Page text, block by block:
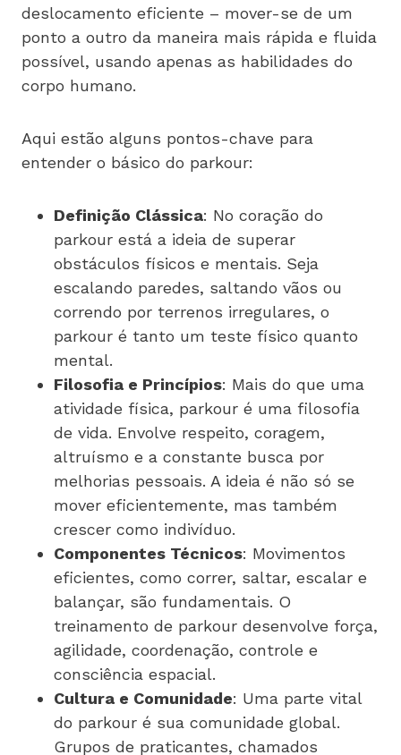
deslocamento eficiente – mover-se de um
ponto a outro da maneira mais rápida e fluida
possível, usando apenas as habilidades do
corpo humano.
Aqui estão alguns pontos-chave para
entender o básico do parkour:
Definição Clássica: No coração do
parkour está a ideia de superar
obstáculos físicos e mentais. Seja
escalando paredes, saltando vãos ou
correndo por terrenos irregulares, o
parkour é tanto um teste físico quanto
mental.
Filosofia e Princípios: Mais do que uma
atividade física, parkour é uma filosofia
de vida. Envolve respeito, coragem,
altruísmo e a constante busca por
melhorias pessoais. A ideia é não só se
mover eficientemente, mas também
crescer como indivíduo.
Componentes Técnicos: Movimentos
eficientes, como correr, saltar, escalar e
balançar, são fundamentais. O
treinamento de parkour desenvolve força,
agilidade, coordenação, controle e
consciência espacial.
Cultura e Comunidade: Uma parte vital
do parkour é sua comunidade global.
Grupos de praticantes, chamados